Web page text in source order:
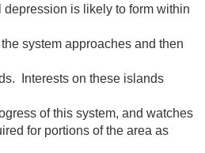
is likely to form within
system approaches and then
Interests on these islands
of this system, and watches
for portions of the area as